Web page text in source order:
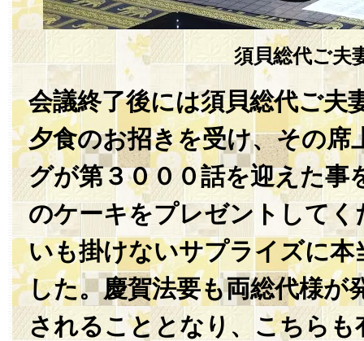
須貝総代ご夫
会議終了後には須貝総代ご夫
夕食のお招きを受け、その席
グが第３０００話を迎えた事
のケーキをプレゼントして
いも掛けないサプライズに本
した。慶賀法要も両総代様が
されることとなり、こちらも